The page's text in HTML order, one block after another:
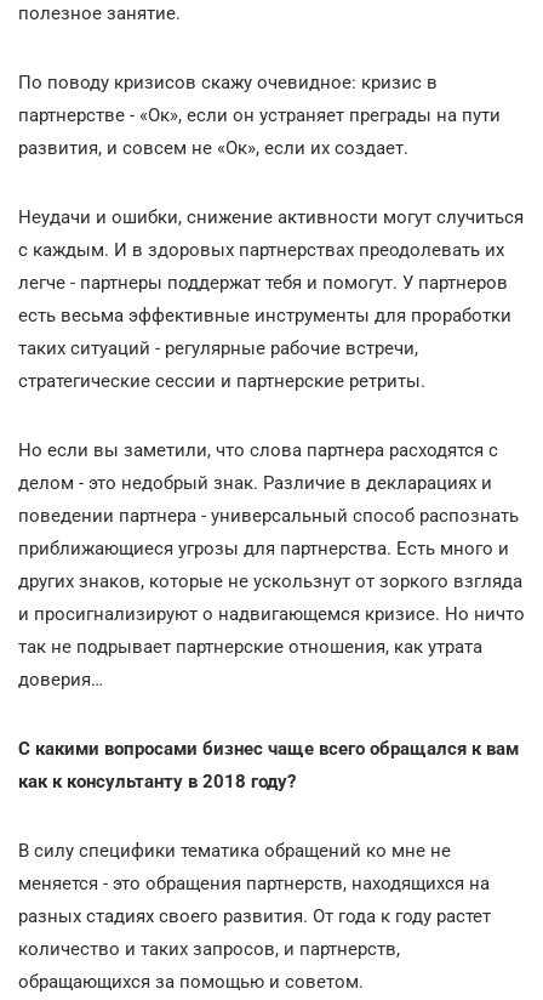
полезное занятие.
По поводу кризисов скажу очевидное: кризис в
партнерстве - «Ок», если он устраняет преграды на пути
развития, и совсем не «Ок», если их создает.
Неудачи и ошибки, снижение активности могут случиться
с каждым. И в здоровых партнерствах преодолевать их
легче - партнеры поддержат тебя и помогут. У партнеров
есть весьма эффективные инструменты для проработки
таких ситуаций - регулярные рабочие встречи,
стратегические сессии и партнерские ретриты.
Но если вы заметили, что слова партнера расходятся с
делом - это недобрый знак. Различие в декларациях и
поведении партнера - универсальный способ распознать
приближающиеся угрозы для партнерства. Есть много и
других знаков, которые не ускользнут от зоркого взгляда
и просигнализируют о надвигающемся кризисе. Но ничто
так не подрывает партнерские отношения, как утрата
доверия…
С какими вопросами бизнес чаще всего обращался к вам
как к консультанту в 2018 году?
В силу специфики тематика обращений ко мне не
меняется - это обращения партнерств, находящихся на
разных стадиях своего развития. От года к году растет
количество и таких запросов, и партнерств,
обращающихся за помощью и советом.